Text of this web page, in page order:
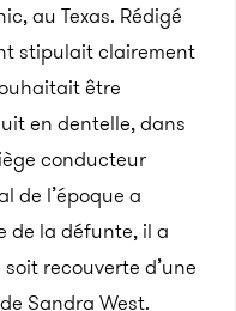
au Texas. Rédigé
stipulait clairement
être
en dentelle, dans
conducteur
de l’époque a
de la défunte, il a
recouverte d’une
Sandra West.